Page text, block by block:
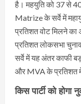
है। महयुति को 37 से
Matrize के सर्वे में
प्रतिशत वोट मिलने का
प्रतिशत लोकसभा
सर्वे में यह अंतर काफी
और MVA के प्रतिशत में
किस पार्टी को होगा